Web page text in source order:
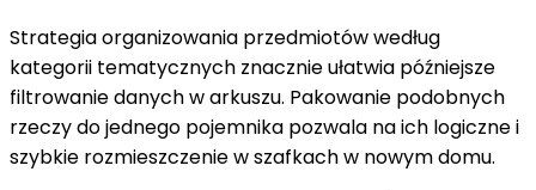
Strategia organizowania przedmiotów według
kategorii tematycznych znacznie ułatwia późniejsze
filtrowanie danych w arkuszu. Pakowanie podobnych
rzeczy do jednego pojemnika pozwala na ich logiczne i
szybkie rozmieszczenie w szafkach w nowym domu.